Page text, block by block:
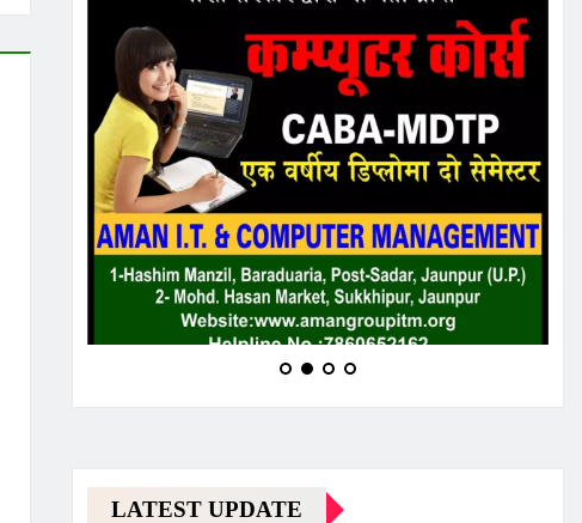
LATEST UPDATE